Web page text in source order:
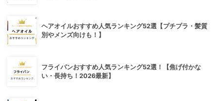
ヘアオイルおすすめ人気ランキング52選【プチプラ・髪質
別やメンズ向けも！】
フライパンおすすめ人気ランキング52選！【焦げ付かな
い・長持ち！2026最新】